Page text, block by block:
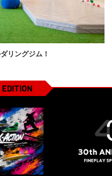
リングジム！